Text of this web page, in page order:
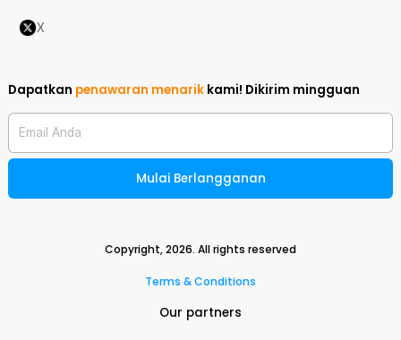
X
Dapatkan penawaran menarik kami! Dikirim mingguan
Email Anda
Mulai Berlangganan
Copyright,2026. All rights reserved
Terms & Conditions
Our partners